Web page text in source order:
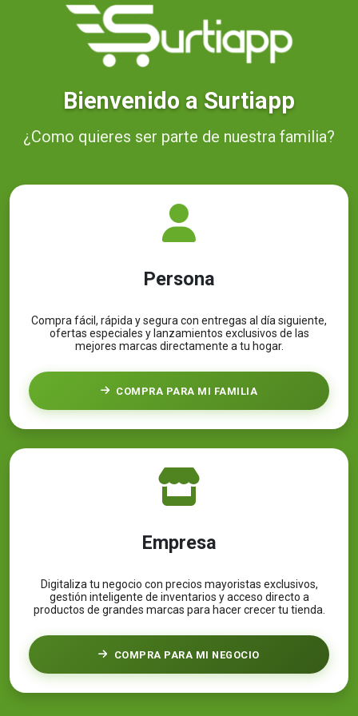
Bienvenido a Surtiapp
¿Como quieres ser parte de nuestra familia?
Persona
Compra fácil, rápida y segura con entregas al día siguiente,
ofertas especiales y lanzamientos exclusivos de las
mejores marcas directamente a tu hogar.
COMPRA PARA MI FAMILIA
Empresa
Digitaliza tu negocio con precios mayoristas exclusivos,
gestión inteligente de inventarios y acceso directo a
productos de grandes marcas para hacer crecer tu tienda.
COMPRA PARA MI NEGOCIO